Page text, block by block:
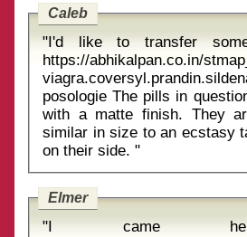
Caleb
"I'd like to transfer
https://abhikalpan.co.in/
posologie The pills in question are described as bright red in colour
with a matte finish. They
similar in size to an ecstasy
on their side. "
Elmer
"I came